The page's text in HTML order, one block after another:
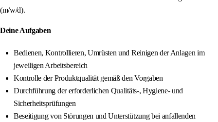
(m/w/d).
Deine Aufgaben
Bedienen, Kontrollieren, Umrüsten und Reinigen der Anlagen im
jeweiligen Arbeitsbereich
Kontrolle der Produktqualität gemäß den Vorgaben
Durchführung der erforderlichen Qualitäts-, Hygiene- und
Sicherheitsprüfungen
Beseitigung von Störungen und Unterstützung bei anfallenden